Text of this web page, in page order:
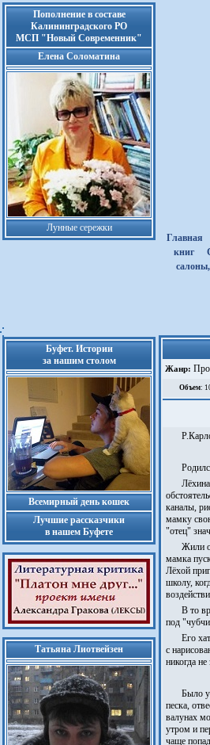
Пополнение в составе
Калининградского РО
МСП "Новый Современник"
Елена Соломатина
Лунные сережки
Главная
книг
Буфет. Истории
за нашим столом
Всемирный день кошек
Лучшие рассказчики
в нашем Буфете
Татьяна Лиотвейзен
Жанр:
Объем:
каналы,
мамку
"отец"
Жили
мамка
Лёхой
школу,
В то
под
Его
с
никогда не
Было у
песка,
валунах
утром и
чаще